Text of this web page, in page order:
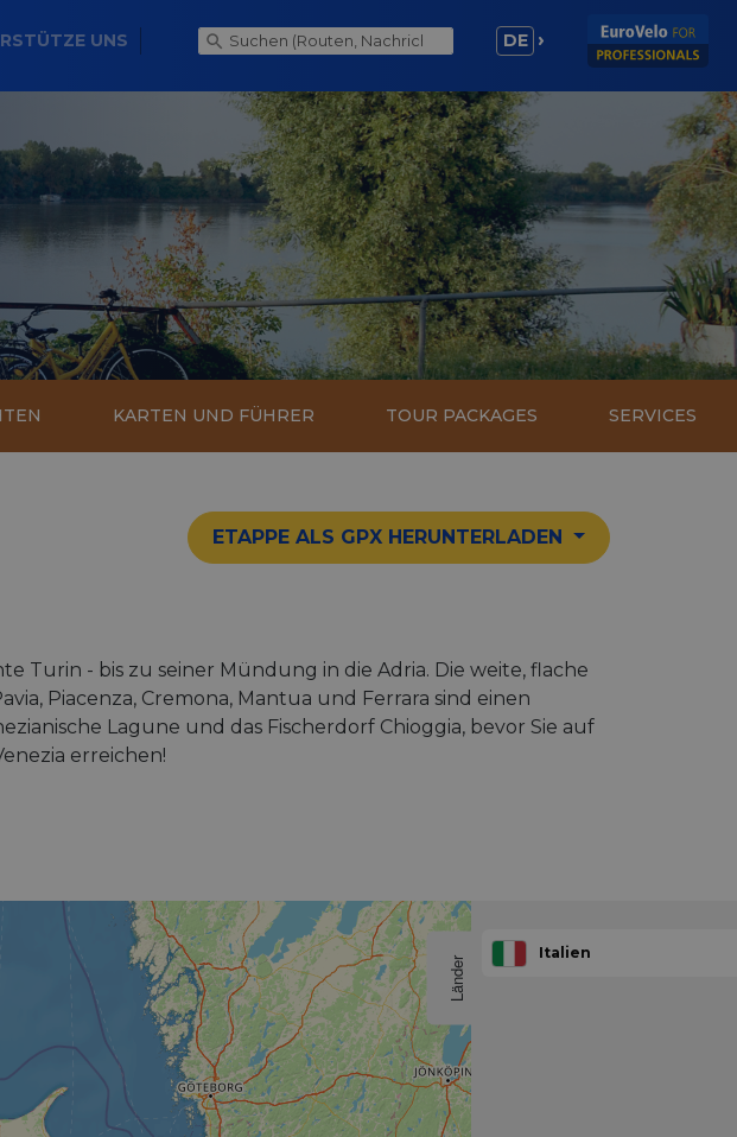
UNS DE
KARTEN UND FÜHRER TOUR PACKAGES SERVICES
ETAPPE ALS GPX HERUNTERLADEN
Turin - bis zu seiner Mündung in die Adria. Die weite, flache
Piacenza, Cremona, Mantua und Ferrara sind einen
Lagune und das Fischerdorf Chioggia, bevor Sie auf
erreichen!
Länder
Italien